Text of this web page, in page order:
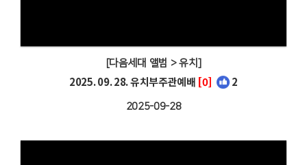
[다음세대 앨범 > 유치]
2025. 09. 28. 유치부주관예배 [0] 2
2025-09-28